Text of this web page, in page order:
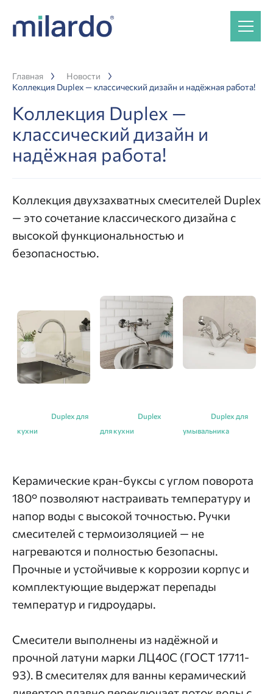
Главная
Новости
Коллекция Duplex — классический дизайн и надёжная работа!
Коллекция Duplex —
классический дизайн и
надёжная работа!
Коллекция двухзахватных смесителей Duplex
— это сочетание классического дизайна с
высокой функциональностью и
безопасностью.
Duplex для
кухни
Duplex
для кухни
Duplex для
умывальника
Керамические кран-буксы с углом поворота
180° позволяют настраивать температуру и
напор воды с высокой точностью. Ручки
смесителей с термоизоляцией — не
нагреваются и полностью безопасны.
Прочные и устойчивые к коррозии корпус и
комплектующие выдержат перепады
температур и гидроудары.
Смесители выполнены из надёжной и
прочной латуни марки ЛЦ40C (ГОСТ 17711-
93). В смесителях для ванны керамический